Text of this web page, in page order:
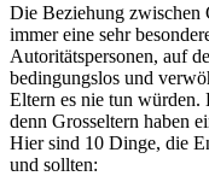
Die Beziehung zwischen
immer eine sehr
Autoritätspersonen, auf
bedingungslos und
Eltern es nie tun würden.
denn Grosseltern haben
Hier sind 10 Dinge, die
und sollten: